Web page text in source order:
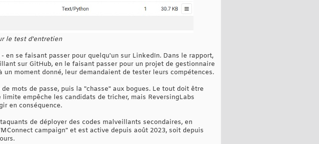
le test d'entretien
se faisant passer pour quelqu'un sur LinkedIn. Dans le rapport,
sur GitHub, en le faisant passer pour un projet de gestionnaire
moment donné, leur demandaient de tester leurs compétences.
mots de passe, puis la "chasse" aux bogues. Le tout doit être
empêche les candidats de tricher, mais ReversingLabs
en conséquence.
de déployer des codes malveillants secondaires, en
campaign" et est active depuis août 2023, soit depuis